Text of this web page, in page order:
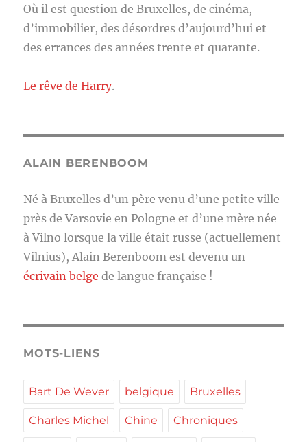
Où il est question de Bruxelles, de cinéma,
d’immobilier, des désordres d’aujourd’hui et
des errances des années trente et quarante.
Le rêve de Harry.
ALAIN BERENBOOM
Né à Bruxelles d’un père venu d’une petite ville
près de Varsovie en Pologne et d’une mère née
à Vilno lorsque la ville était russe (actuellement
Vilnius), Alain Berenboom est devenu un
écrivain belge de langue française !
MOTS-LIENS
Bart De Wever belgique Bruxelles
Charles Michel Chine Chroniques